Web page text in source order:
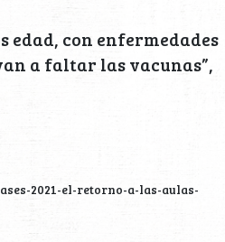
edad, con enfermedades
a faltar las vacunas”,
2021-el-retorno-a-las-aulas-